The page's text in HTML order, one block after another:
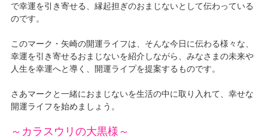
で幸運を引き寄せる、縁起担ぎのおまじないとして伝わっている
のです。
このマーク・矢崎の開運ライフは、そんな今日に伝わる様々な、
幸運を引き寄せるおまじないを紹介しながら、みなさまの未来や
人生を幸運へと導く、開運ライプを提案するものです。
さあマークと一緒におまじないを生活の中に取り入れて、幸せな
開運ライフを始めましょう。
～カラスウリの大黒様～